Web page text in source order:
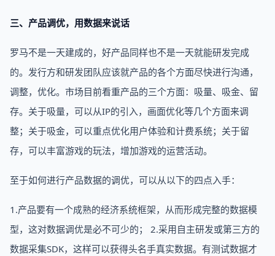
三、产品调优，用数据来说话
罗马不是一天建成的，好产品同样也不是一天就能研发完成
的。发行方和研发团队应该就产品的各个方面尽快进行沟通，
调整，优化。市场目前看重产品的三个方面：吸量、吸金、留
存。关于吸量，可以从IP的引入，画面优化等几个方面来调
整；关于吸金，可以重点优化用户体验和计费系统；关于留
存，可以丰富游戏的玩法，增加游戏的运营活动。
至于如何进行产品数据的调优，可以从以下的四点入手：
1.产品要有一个成熟的经济系统框架，从而形成完整的数据模
型，这对数据调优是必不可少的； 2.采用自主研发或第三方的
数据采集SDK，这样可以获得头名手真实数据。有测试数据才